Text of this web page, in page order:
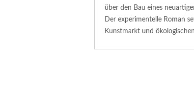
über den Bau eines
Der experimentelle Roman
Kunstmarkt und